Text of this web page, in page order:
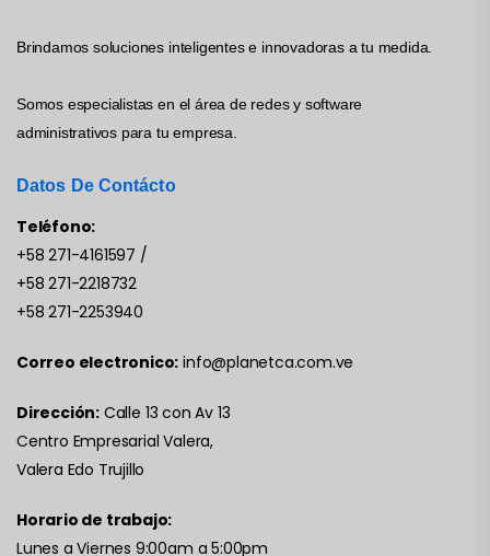
Brindamos soluciones inteligentes e innovadoras a tu medida.
Somos especialistas en el área de redes y software
administrativos para tu empresa.
Datos De Contácto
Teléfono:
+58 271-4161597 /
+58 271-2218732
+58 271-2253940
Correo electronico: info@planetca.com.ve
Dirección: Calle 13 con Av 13
Centro Empresarial Valera,
Valera Edo Trujillo
Horario de trabajo:
Lunes a Viernes 9:00am a 5:00pm